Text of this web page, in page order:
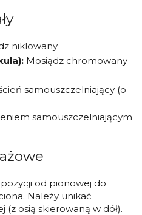
niklowany
Mosiądz chromowany
samouszczelniający (o-
samouszczelniającym
od pionowej do
Należy unikać
osią skierowaną w dół).